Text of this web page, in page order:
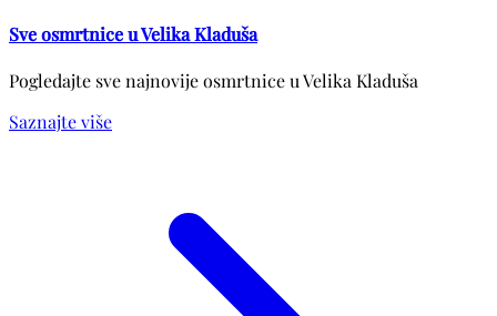
Sve osmrtnice u Velika Kladuša
Pogledajte sve najnovije osmrtnice u Velika Kladuša
Saznajte više